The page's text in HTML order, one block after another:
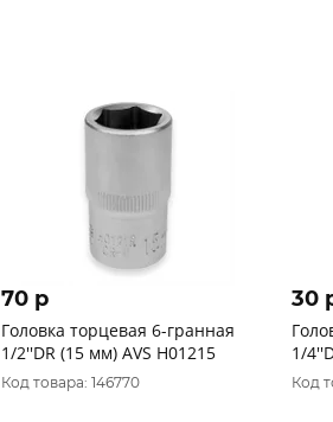
70 p
Головка торцевая 6-гранная
1/2''DR (15 мм) AVS H01215
Код товара: 146770
30
1/
Код